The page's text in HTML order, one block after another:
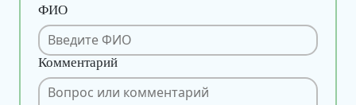
ФИО
Комментарий